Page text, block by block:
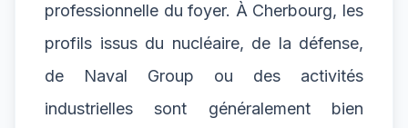
professionnelle du foyer. À Cherbourg, les
profils issus du nucléaire, de la défense,
de Naval Group ou des activités
industrielles sont généralement bien